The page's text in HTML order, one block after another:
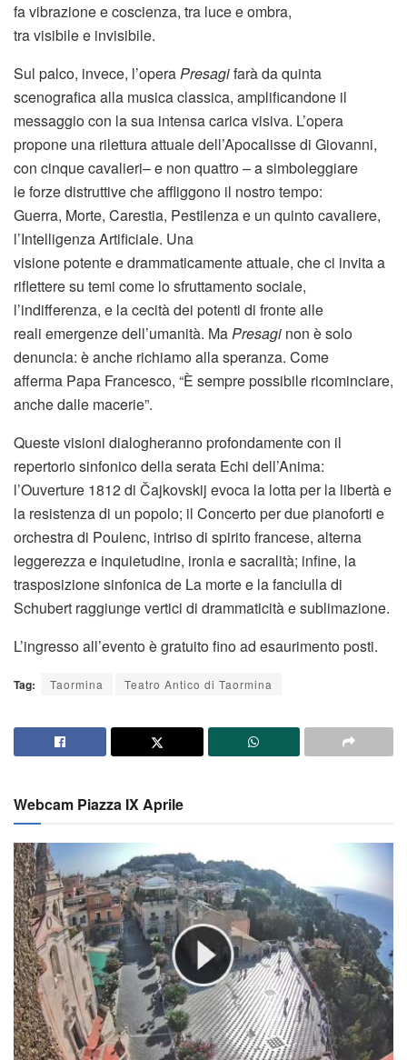
fa vibrazione e coscienza, tra luce e ombra,
tra visibile e invisibile.
Sul palco, invece, l’operaPresagifarà da quinta
scenografica alla musica classica, amplificandone il
messaggio con la sua intensa carica visiva. L’opera
propone una rilettura attuale dell’Apocalisse di Giovanni,
con cinque cavalieri– e non quattro – a simboleggiare
le forze distruttive che affliggono il nostro tempo:
Guerra, Morte, Carestia, Pestilenza e un quinto cavaliere,
l’Intelligenza Artificiale. Una
visione potente e drammaticamente attuale, che ci invita a
riflettere su temi come lo sfruttamento sociale,
l’indifferenza, e la cecità dei potenti di fronte alle
reali emergenze dell’umanità. MaPresagi non è solo
denuncia: è anche richiamo alla speranza. Come
afferma Papa Francesco, “È sempre possibile ricominciare,
anche dalle macerie”.
Queste visioni dialogheranno profondamente con il
repertorio sinfonico della serata Echi dell’Anima:
l’Ouverture 1812 di Čajkovskij evoca la lotta per la libertà e
la resistenza di un popolo; il Concerto per due pianoforti e
orchestra di Poulenc, intriso di spirito francese, alterna
leggerezza e inquietudine, ironia e sacralità; infine, la
trasposizione sinfonica de La morte e la fanciulla di
Schubert raggiunge vertici di drammaticità e sublimazione.
L’ingresso all’evento è gratuito fino ad esaurimento posti.
Tag: Taormina Teatro Antico di Taormina
Webcam Piazza IX Aprile